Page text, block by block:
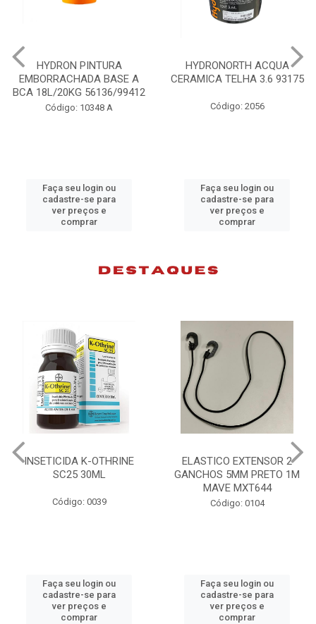
HYDRONORTH ACQUA
CERAMICA TELHA 3.6 93175
Código: 2056
Faça seu login ou
cadastre-se para
ver preços e
HYDRONORTH
PEDRAS MARROCOS
Código: 10383 B
Faça seu login ou
cadastre-se para
ver preços e
INSETICIDA K-OTHRINE
SC25 30ML
Código: 0039
Faça seu login ou
cadastre-se para
ver preços e
comprar
ELASTICO EXTENSOR 2
GANCHOS 5MM PRETO 1M
MAVE MXT644
Código: 0104
Faça seu login ou
cadastre-se para
ver preços e
comprar